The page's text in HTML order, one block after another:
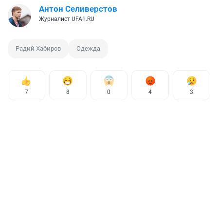
Антон Селиверстов
Журналист UFA1.RU
Радий Хабиров Одежда
7 8 0 4 3